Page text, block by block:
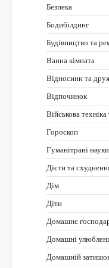
Безпека
Бодибілдинг
Будівництво та
Ванна кімната
Відносини та
Відпочинок
Військова
Гороскоп
Гуманітрані науки
Дієти та
Дім
Діти
Домашнє
Домашні
Домашній